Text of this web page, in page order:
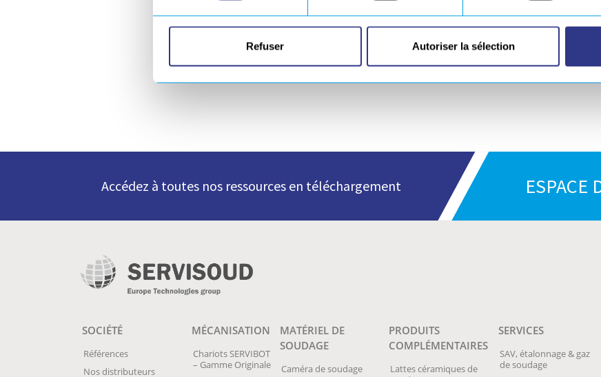
Refuser Autoriser la sélection
Accédez à toutes nos ressources en téléchargement ESPACE
SOCIÉTÉ
Références
Nos distributeurs
MÉCANISATION
Chariots SERVIBOT
– Gamme Originale
MATÉRIEL DE
SOUDAGE
Caméra de soudage
PRODUITS
COMPLÉMENTAIRES
Lattes céramiques de
SERVICES
SAV, étalonnage & gaz
de soudage